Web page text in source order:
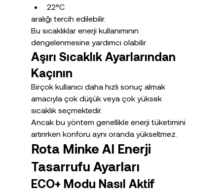
22°C
aralığı tercih edilebilir.
Bu sıcaklıklar enerji kullanımının
dengelenmesine yardımcı olabilir.
Aşırı Sıcaklık Ayarlarından
Kaçının
Birçok kullanıcı daha hızlı sonuç almak
amacıyla çok düşük veya çok yüksek
sıcaklık seçmektedir.
Ancak bu yöntem genellikle enerji tüketimini
artırırken konforu aynı oranda yükseltmez.
Rota Minke AI Enerji
Tasarrufu Ayarları
ECO+ Modu Nasıl Aktif